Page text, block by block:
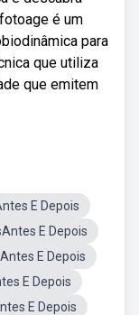
é um
para
que utiliza
que emitem
E Depois
E Depois
E Depois
E Depois
E Depois